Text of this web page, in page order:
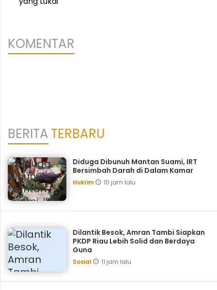
KOMENTAR
BERITATERBARU
Diduga Dibunuh Mantan Suami, IRT
Bersimbah Darah di Dalam Kamar
Hukrim 10 jam lalu
Dilantik Besok, Amran Tambi Siapkan
PKDP Riau Lebih Solid dan Berdaya
Guna
Sosial 11 jam lalu